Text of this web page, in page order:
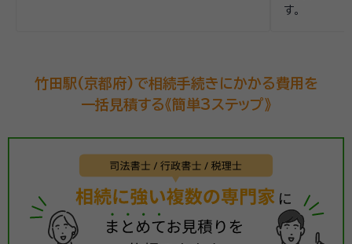
す。
竹田駅(京都府)で相続手続きにかかる費用を
一括見積する《簡単3ステップ》